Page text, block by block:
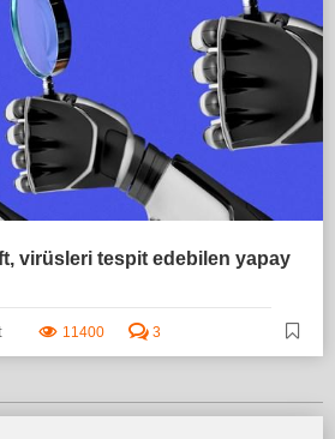
virüsleri tespit edebilen yapay
11400 3